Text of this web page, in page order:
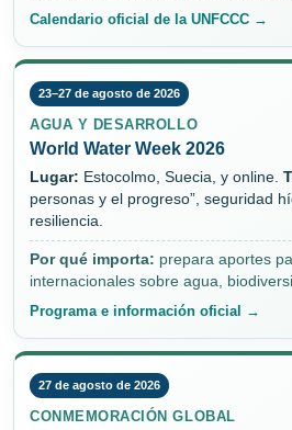
Calendario oficial de la UNFCCC →
23–27 de agosto de 2026
AGUA Y DESARROLLO
World Water Week 2026
Lugar: Estocolmo, Suecia, y online.
personas y el progreso”, seguridad
resiliencia.
Por qué importa: prepara aportes
internacionales sobre agua,
Programa e información oficial →
27 de agosto de 2026
CONMEMORACIÓN GLOBAL